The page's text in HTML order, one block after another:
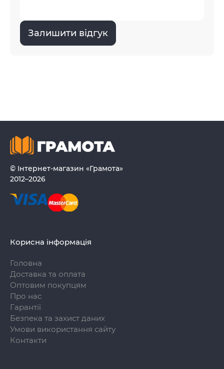
Залишити відгук
© Інтернет-магазин «Грамота»
2012–2026
Корисна інформація
Головна
Доставка та оплата
Оптовим покупцям
Про нас
Гарантії
Безпека та захист даних
Умови використання сайту
Контакти